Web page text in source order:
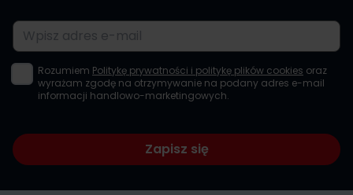
Adres e-mail
Rozumiem Politykę prywatności i politykę plików cookies oraz
wyrażam zgodę na otrzymywanie na podany adres e-mail
informacji handlowo-marketingowych.
Zapisz się